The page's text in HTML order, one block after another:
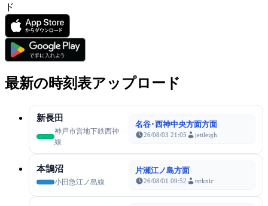
ド
最新の時刻表アップロード
新長田
神戸市営地下鉄西神
線
名谷･西神中央方面方面
26/08/03 21:05 jettleigh
本鵠沼
小田急江ノ島線
片瀬江ノ島方面
26/08/01 09:52 tsrknic